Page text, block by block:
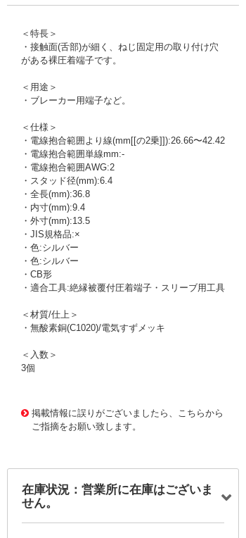
＜特長＞
・接触面(舌部)が細く、ねじ固定用の取り付け穴
がある裸圧着端子です。
＜用途＞
・ブレーカー用端子など。
＜仕様＞
・電線抱合範囲より線(mm[[の2乗]]):26.66〜42.42
・電線抱合範囲単線mm:-
・電線抱合範囲AWG:2
・スタッド径(mm):6.4
・全長(mm):36.8
・内寸(mm):9.4
・外寸(mm):13.5
・JIS規格品:×
・色:シルバー
・色:シルバー
・CB形
・適合工具:絶縁被覆付圧着端子・スリーブ用工具
＜材質/仕上＞
・無酸素銅(C1020)/電気すずメッキ
＜入数＞
3個
掲載情報に誤りがございましたら、こちらから
ご指摘をお願い致します。
在庫状況：営業所に在庫はございま
せん。